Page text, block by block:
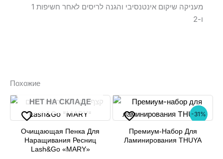
מעניקה שיקום אינטנסיבי והגנה לריסים לאחר חשיפות 1
ו-2
Похожие
НЕТ НА СКЛАДЕ
Очищающая Пенка Для
Наращивания Ресниц
Lash&Go «MARY»
-31%
Премиум-Набор Для
Ламинирования THUYA